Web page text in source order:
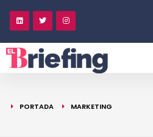
PORTADA MARKETING